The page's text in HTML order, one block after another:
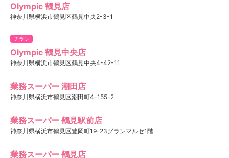
Olympic 鶴見店
神奈川県横浜市鶴見区鶴見中央2-3-1
チラシ
Olympic 鶴見中央店
神奈川県横浜市鶴見区鶴見中央4-42-11
業務スーパー 潮田店
神奈川県横浜市鶴見区潮田町4-155-2
業務スーパー 鶴見駅前店
神奈川県横浜市鶴見区豊岡町19-23グランマルセ1階
業務スーパー 鶴見店